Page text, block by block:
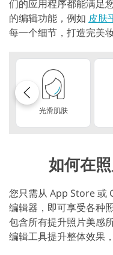
们的应用程序都能满足
的编辑功能，例如 皮肤
每一个细节，打造完美妆
光滑肌肤
如何在
您只需从 App Store 或
编辑器，即可享受各种
包含所有提升照片美感
编辑工具提升整体效果